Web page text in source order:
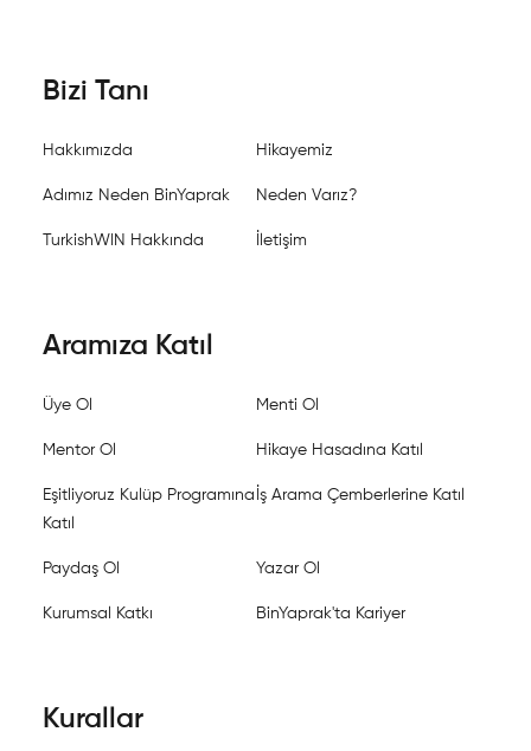
Bizi Tanı
Hakkımızda Hikayemiz
Adımız Neden BinYaprak Neden Varız?
TurkishWIN Hakkında İletişim
Aramıza Katıl
Üye Ol Menti Ol
Mentor Ol Hikaye Hasadına Katıl
Eşitliyoruz Kulüp Programına
Katıl
İş Arama Çemberlerine Katıl
Paydaş Ol Yazar Ol
Kurumsal Katkı BinYaprak'ta Kariyer
Kurallar